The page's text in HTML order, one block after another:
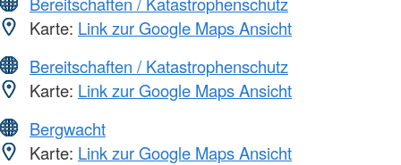
Karte: Link zur Google Maps Ansicht
Bereitschaften / Katastrophenschutz
Karte: Link zur Google Maps Ansicht
Bergwacht
Karte: Link zur Google Maps Ansicht